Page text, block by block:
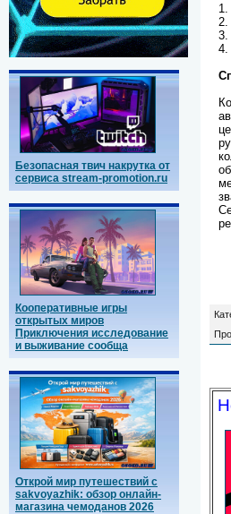
Безопасная твич накрутка от
сервиса stream-promotion.ru
Кооперативные игры
открытых миров
Приключения исследование
и выживание сообща
Открой мир путешествий с
sakvoyazhik: обзор онлайн-
магазина чемоданов 2026
3.
4.